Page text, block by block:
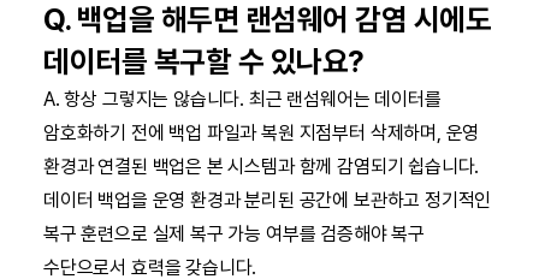
Q. 백업을 해두면 랜섬웨어 감염 시에도
데이터를 복구할 수 있나요?
A. 항상 그렇지는 않습니다. 최근 랜섬웨어는 데이터를
암호화하기 전에 백업 파일과 복원 지점부터 삭제하며, 운영
환경과 연결된 백업은 본 시스템과 함께 감염되기 쉽습니다.
데이터 백업을 운영 환경과 분리된 공간에 보관하고 정기적인
복구 훈련으로 실제 복구 가능 여부를 검증해야 복구
수단으로서 효력을 갖습니다.